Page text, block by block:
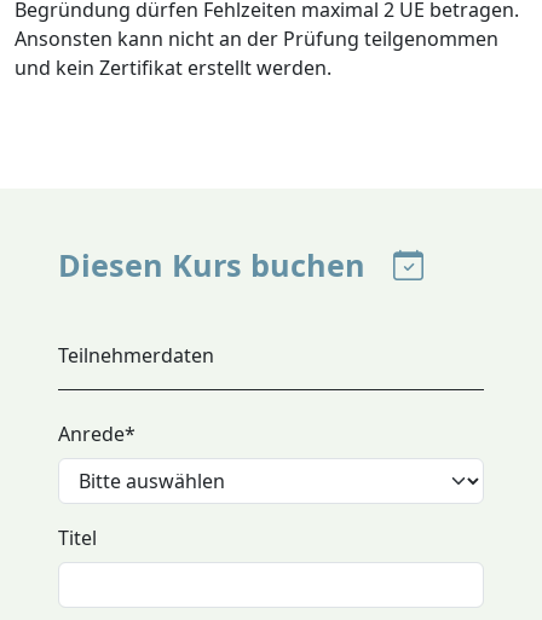
Begründung dürfen Fehlzeiten maximal 2 UE betragen.
Ansonsten kann nicht an der Prüfung teilgenommen
und kein Zertifikat erstellt werden.
Diesen Kurs buchen
Teilnehmerdaten
Anrede*
Titel